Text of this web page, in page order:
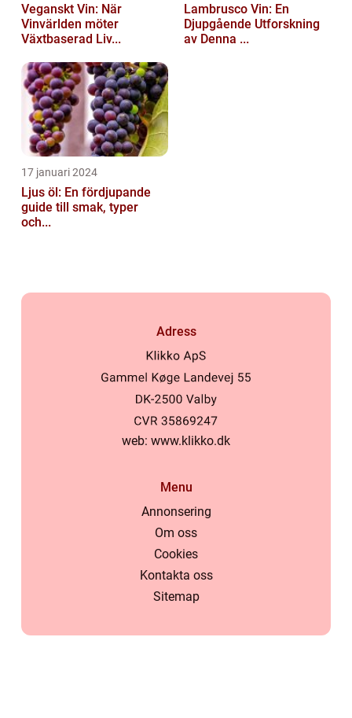
Veganskt Vin: När
Vinvärlden möter
Växtbaserad Liv...
Lambrusco Vin: En
Djupgående Utforskning
av Denna ...
17 januari 2024
Ljus öl: En fördjupande
guide till smak, typer
och...
Adress
web: www.klikko.dk
Menu
Annonsering
Om oss
Cookies
Kontakta oss
Sitemap